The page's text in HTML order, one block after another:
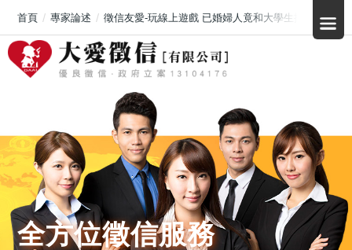
全方位徵信服務
首頁 專家論述 徵信友愛-玩線上遊戲 已婚婦人竟和大學生搞外遇?